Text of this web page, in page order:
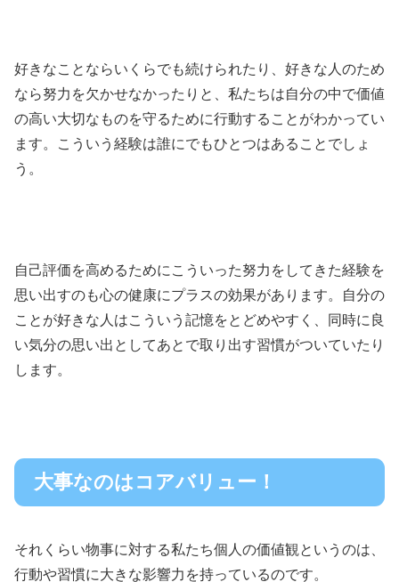
好きなことならいくらでも続けられたり、好きな人のため
なら努力を欠かせなかったりと、私たちは自分の中で価値
の高い大切なものを守るために行動することがわかってい
ます。こういう経験は誰にでもひとつはあることでしょ
う。
自己評価を高めるためにこういった努力をしてきた経験を
思い出すのも心の健康にプラスの効果があります。自分の
ことが好きな人はこういう記憶をとどめやすく、同時に良
い気分の思い出としてあとで取り出す習慣がついていたり
します。
大事なのはコアバリュー！
それくらい物事に対する私たち個人の価値観というのは、
行動や習慣に大きな影響力を持っているのです。